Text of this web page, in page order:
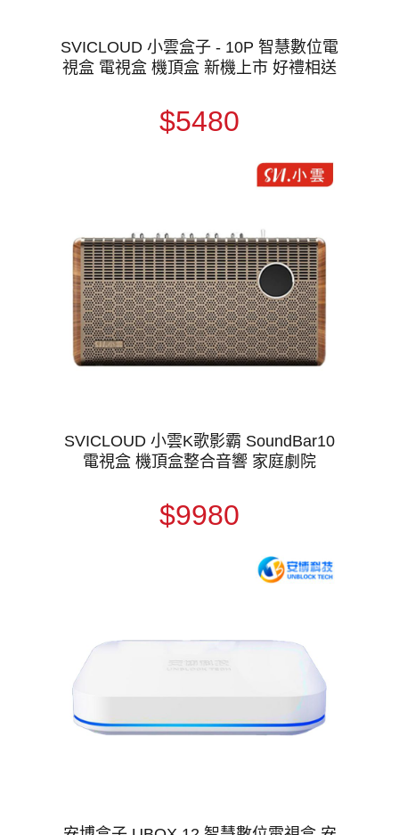
SVICLOUD 小雲盒子 - 10P 智慧數位電
視盒 電視盒 機頂盒 新機上市 好禮相送
$5480
SVICLOUD 小雲K歌影霸 SoundBar10
電視盒 機頂盒整合音響 家庭劇院
$9980